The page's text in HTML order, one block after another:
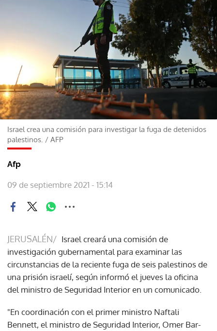
Israel crea una comisión para investigar la fuga de detenidos
palestinos. / AFP
Afp
09 de septiembre 2021 - 15:14
JERUSALÉN/ Israel creará una comisión de
investigación gubernamental para examinar las
circunstancias de la reciente fuga de seis palestinos de
una prisión israelí, según informó el jueves la oficina
del ministro de Seguridad Interior en un comunicado.
"En coordinación con el primer ministro Naftali
Bennett, el ministro de Seguridad Interior, Omer Bar-